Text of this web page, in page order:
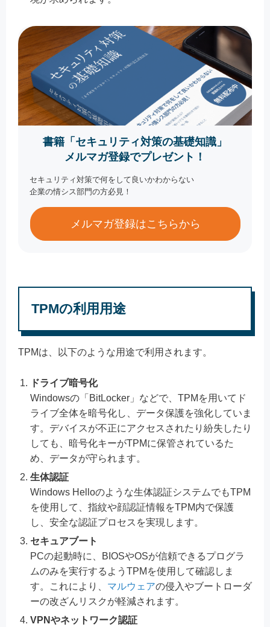
書籍「セキュリティ対策の基礎知識」
メルマガ登録でプレゼント！
セキュリティ対策で何をして良いかわからない
企業の情シス部門の方必見！
メルマガ登録はこちらから
TPMの利用用途
TPMは、以下のような用途で利用されます。
ドライブ暗号化
Windowsの「BitLocker」などで、TPMを用いてド
ライブ全体を暗号化し、データ保護を強化していま
す。デバイスが不正にアクセスされたり紛失したり
しても、暗号化キーがTPMに保管されているた
め、データが守られます。
生体認証
Windows Helloのような生体認証システムでもTPM
を使用して、指紋や顔認証情報をTPM内で保護
し、安全な認証プロセスを実現します。
セキュアブート
PCの起動時に、BIOSやOSが信頼できるプログラ
ムのみを実行するようTPMを使用して確認しま
す。これにより、 マルウェアの侵入やブートローダ
ーの改ざんリスクが軽減されます。
VPNやネットワーク認証